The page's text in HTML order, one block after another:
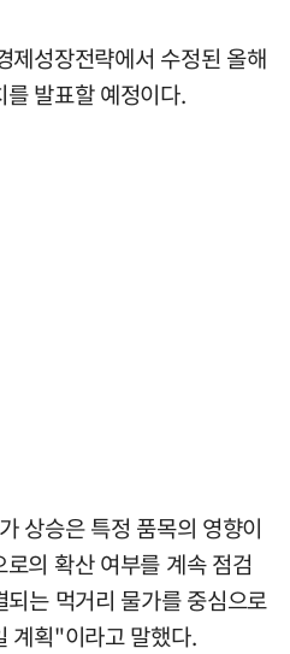
제성장전략에서 수정된 올해
발표할 예정이다.
상승은 특정 품목의 영향이
의 확산 여부를 계속 점검
는 먹거리 물가를 중심으로
계획"이라고 말했다.